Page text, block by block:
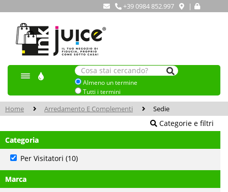
+39 0984 852.997 |
Almeno un termine
Tutti i termini
Home Arredamento E Complementi Sedie
Categorie e filtri
Categoria
Per Visitatori (10)
Marca